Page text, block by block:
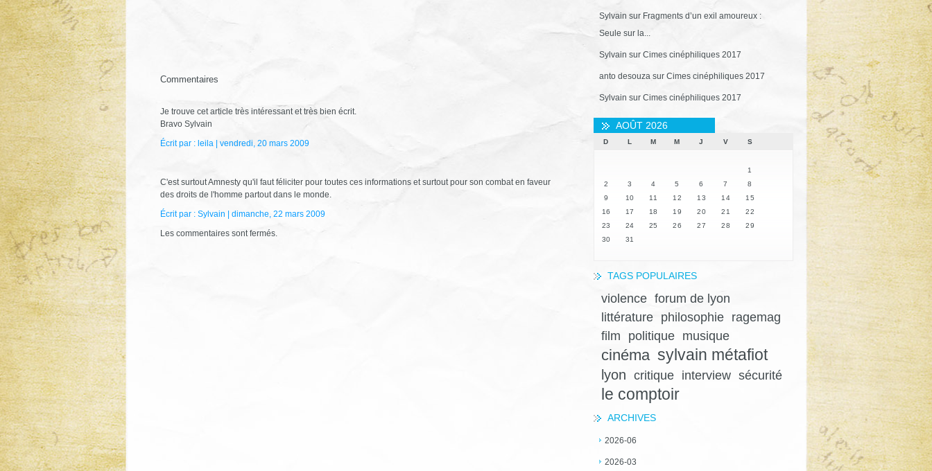
Sylvain sur Fragments d’un exil amoureux :
Seule sur la...
Sylvain sur Cimes cinéphiliques 2017
anto desouzasur Cimes cinéphiliques 2017
Sylvain sur Cimes cinéphiliques 2017
AOÛT 2026
D L M M J V S
1
2
3 4 5 6 7
8
9
10 11 12 13 14
15
16
17 18 19 20 21
22
23
24 25 26 27 28
29
30
31
TAGS POPULAIRES
violence forum de lyon
littérature
philosophie
ragemag
film
politique musique
cinéma sylvain métafiot
lyon critique interview sécurité
le comptoir
ARCHIVES
2026-06
2026-03
Commentaires
Je trouve cet article très intéressant et très bien écrit.
Bravo Sylvain
Écrit par : leila | vendredi, 20 mars 2009
C'est surtout Amnesty qu'il faut féliciter pour toutes ces informations et surtout pour son combat en faveur
des droits de l'homme partout dans le monde.
Écrit par : Sylvain | dimanche, 22 mars 2009
Les commentaires sont fermés.